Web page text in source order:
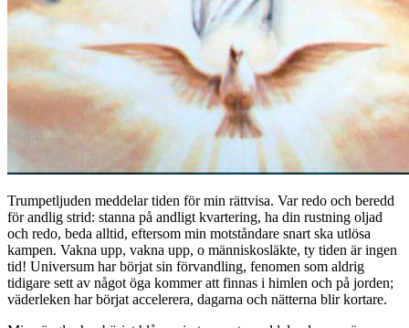
Trumpetljuden meddelar tiden för min rättvisa. Var redo och beredd
för andlig strid: stanna på andligt kvartering, ha din rustning oljad
och redo, beda alltid, eftersom min motståndare snart ska utlösa
kampen. Vakna upp, vakna upp, o människosläkte, ty tiden är ingen
tid! Universum har börjat sin förvandling, fenomen som aldrig
tidigare sett av något öga kommer att finnas i himlen och på jorden;
väderleken har börjat accelerera, dagarna och nätterna blir kortare.